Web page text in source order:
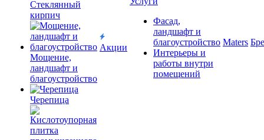
Cтеклянный
кирпич
Мощение,
ландшафт и
благоустройство
Черепица
Акции
Фасад,
ландшафт и
благоустройство
Интерьеры и
работы внутри
помещений
Maters